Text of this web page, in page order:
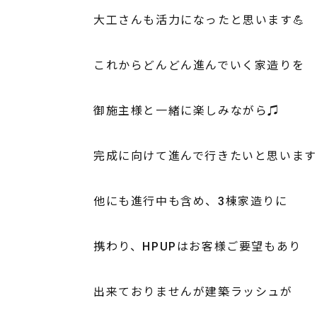
大工さんも活力になったと思います💪
これからどんどん進んでいく家造りを
御施主様と一緒に楽しみながら♫
完成に向けて進んで行きたいと思いま
他にも進行中も含め、3棟家造りに
携わり、HPUPはお客様ご要望もあり
出来ておりませんが建築ラッシュが